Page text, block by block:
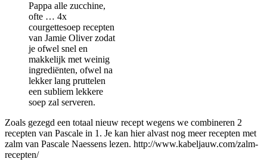
Pappa alle zucchine,
ofte … 4x
courgettesoep recepten
van Jamie Oliver zodat
je ofwel snel en
makkelijk met weinig
ingrediënten, ofwel na
lekker lang pruttelen
een subliem lekkere
soep zal serveren.
Zoals gezegd een totaal nieuw recept wegens we combineren 2
recepten van Pascale in 1. Je kan hier alvast nog meer recepten met
zalm van Pascale Naessens lezen. http://www.kabeljauw.com/zalm-
recepten/